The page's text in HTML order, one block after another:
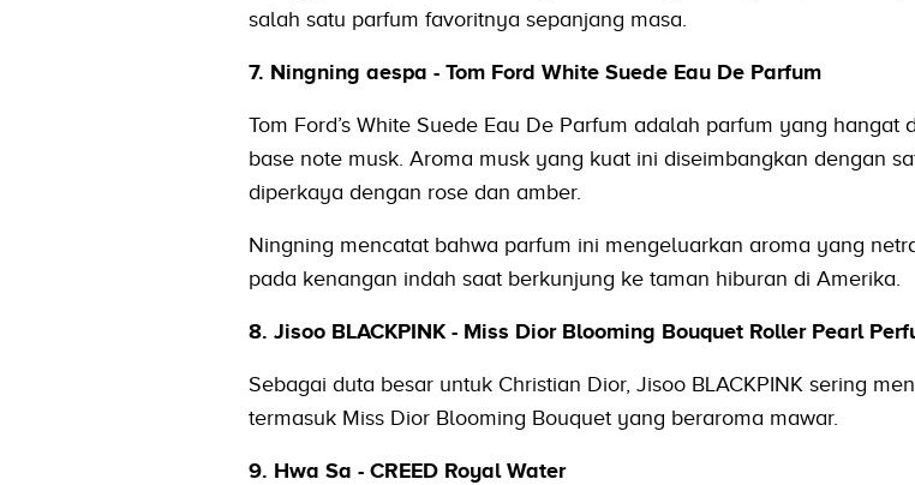
salah satu parfum favoritnya sepanjang masa.
7. Ningning aespa - Tom Ford White Suede Eau De Parfum
Tom Ford’s White Suede Eau De Parfum adalah parfum yang hangat
base note musk. Aroma musk yang kuat ini diseimbangkan dengan
diperkaya dengan rose dan amber.
Ningning mencatat bahwa parfum ini mengeluarkan aroma yang
pada kenangan indah saat berkunjung ke taman hiburan di Amerika.
8. Jisoo BLACKPINK - Miss Dior Blooming Bouquet Roller Pearl
Sebagai duta besar untuk Christian Dior, Jisoo BLACKPINK sering
termasuk Miss Dior Blooming Bouquet yang beraroma mawar.
9. Hwa Sa - CREED Royal Water